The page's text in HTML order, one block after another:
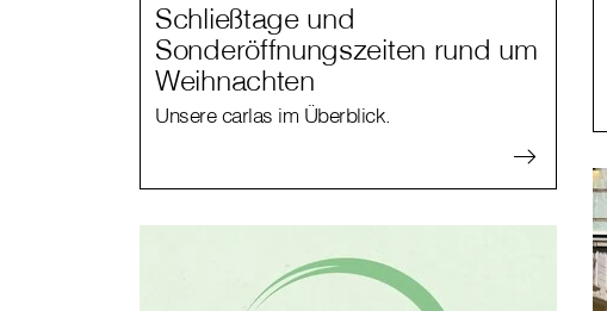
Schließtage und
Sonderöffnungszeiten rund um
Weihnachten
Unsere carlas im Überblick.